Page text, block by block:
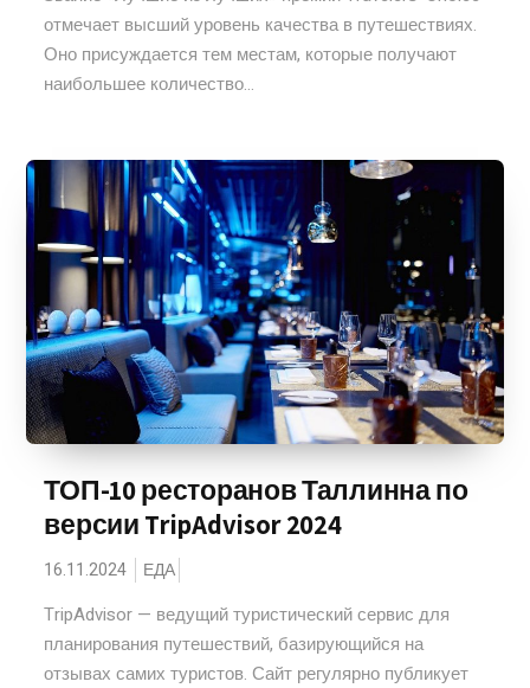
отмечает высший уровень качества в путешествиях.
Оно присуждается тем местам, которые получают
наибольшее количество...
ТОП-10 ресторанов Таллинна по
версии TripAdvisor 2024
16.11.2024 ЕДА
TripAdvisor — ведущий туристический сервис для
планирования путешествий, базирующийся на
отзывах самих туристов. Сайт регулярно публикует